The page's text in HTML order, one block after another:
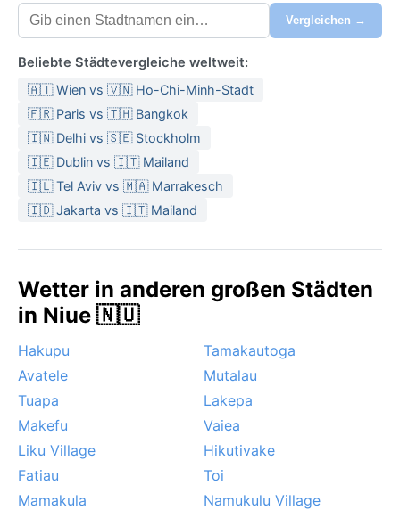
Vergleichen →
Beliebte Städtevergleiche weltweit:
🇦🇹 Wien vs 🇻🇳 Ho-Chi-Minh-Stadt
🇫🇷 Paris vs 🇹🇭 Bangkok
🇮🇳 Delhi vs 🇸🇪 Stockholm
🇮🇪 Dublin vs 🇮🇹 Mailand
🇮🇱 Tel Aviv vs 🇲🇦 Marrakesch
🇮🇩 Jakarta vs 🇮🇹 Mailand
Wetter in anderen großen Städten
in Niue 🇳🇺
Hakupu
Tamakautoga
Avatele
Mutalau
Tuapa
Lakepa
Makefu
Vaiea
Liku Village
Hikutivake
Fatiau
Toi
Mamakula
Namukulu Village